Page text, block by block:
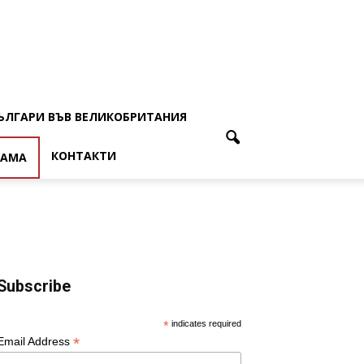
ВЪВ ВЕЛИКОБРИТАНИЯ
КОНТАКТИ
* indicates required
Address *